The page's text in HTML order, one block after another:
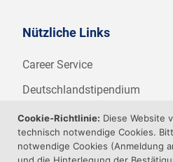
Nützliche Links
Career Service
Deutschlandstipendium
WHZ Firmenstipendium
Weitere Angebote der WHZ
Cookie-Richtlinie: Diese Website
technisch notwendige Cookies.
notwendige Cookies (Anmeldung